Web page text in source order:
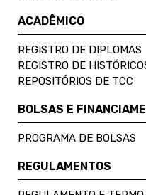
ACADÊMICO
REGISTRO DE DIPLOMAS
REGISTRO DE
REPOSITÓRIOS DE TCC
BOLSAS E
PROGRAMA DE BOLSAS
REGULAMENTOS